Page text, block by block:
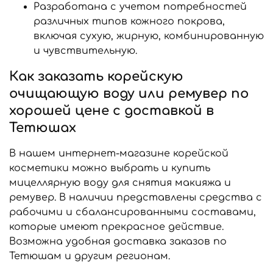
Разработана с учетом потребностей
различных типов кожного покрова,
включая сухую, жирную, комбинированную
и чувствительную.
Как заказать корейскую
очищающую воду или ремувер по
хорошей цене с доставкой в
Тетюшах
В нашем интернет-магазине корейской
косметики можно выбрать и купить
мицеллярную воду для снятия макияжа и
ремувер. В наличии представлены средства с
рабочими и сбалансированными составами,
которые имеют прекрасное действие.
Возможна удобная доставка заказов по
Тетюшам и другим регионам.